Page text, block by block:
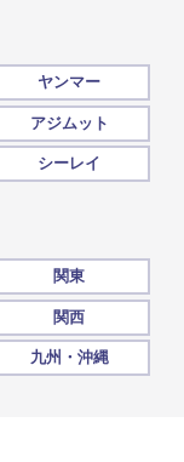
ヤンマー
アジムット
シーレイ
関東
関西
九州・沖縄